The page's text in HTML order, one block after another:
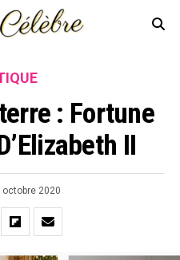
: Fortune
II
octobre 2020